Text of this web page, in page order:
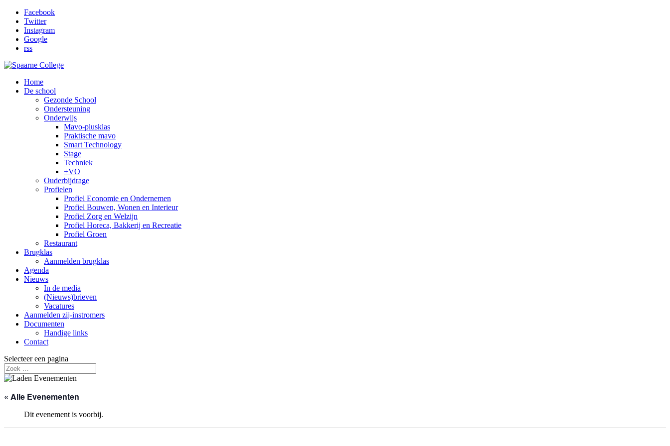
Facebook
Twitter
Instagram
Google
rss
Home
De school
Gezonde School
Ondersteuning
Onderwijs
Mavo-plusklas
Praktische mavo
Smart Technology
Stage
Techniek
+VO
Ouderbijdrage
Profielen
Profiel Economie en Ondernemen
Profiel Bouwen, Wonen en Interieur
Profiel Zorg en Welzijn
Profiel Horeca, Bakkerij en Recreatie
Profiel Groen
Restaurant
Brugklas
Aanmelden brugklas
Agenda
Nieuws
In de media
(Nieuws)brieven
Vacatures
Aanmelden zij-instromers
Documenten
Handige links
Contact
Selecteer een pagina
« Alle Evenementen
Dit evenement is voorbij.